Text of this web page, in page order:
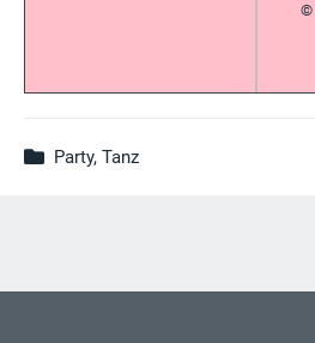
©
Party, Tanz